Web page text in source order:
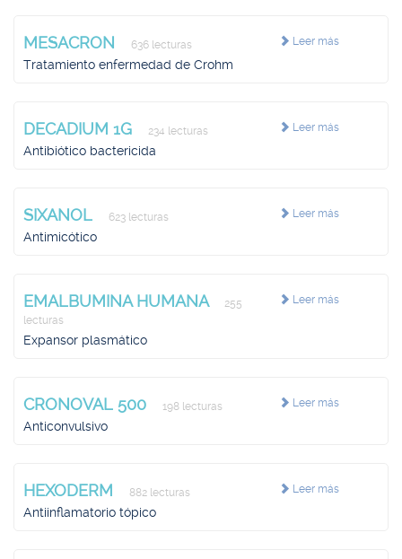
Leer más
MESACRON 636 lecturas
Tratamiento enfermedad de Crohm
Leer más
DECADIUM 1G 234 lecturas
Antibiótico bactericida
Leer más
SIXANOL 623 lecturas
Antimicótico
Leer más
EMALBUMINA HUMANA
255
lecturas
Expansor plasmático
Leer más
CRONOVAL 500 198 lecturas
Anticonvulsivo
Leer más
HEXODERM 882 lecturas
Antiinflamatorio tópico